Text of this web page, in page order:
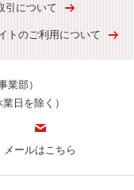
引について
トのご利用について
業部）
日を除く）
メールはこちら